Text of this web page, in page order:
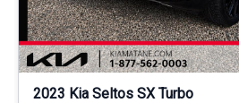
2023 Kia Seltos SX Turbo